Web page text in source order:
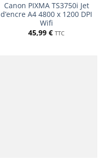
Canon PIXMA TS3750i Jet
d’encre A4 4800 x 1200 DPI
Wifi
45,99 € TTC